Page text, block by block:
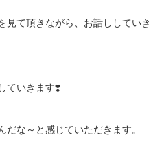
見て頂きながら、お話ししていき
ていきます❣️
な～と感じていただきます。